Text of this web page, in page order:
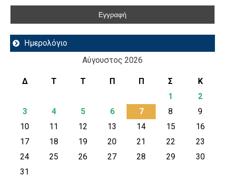
Ημερολόγιο
Αύγουστος 2026
Δ Τ Τ Π Π Σ
Κ
1
2
3
4 5 6 7 8
9
10
11 12 13 14 15
16
17
18 19 20 21 22
23
24
25 26 27 28 29
30
31